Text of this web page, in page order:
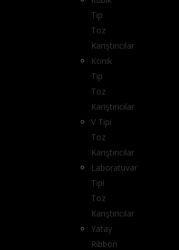
Tip
Toz
Karıştırıcılar
Konik
Tip
Toz
Karıştırıcılar
V Tipi
Toz
Karıştırıcılar
Laboratuvar
Tipi
Toz
Karıştırıcılar
Yatay
Ribbon